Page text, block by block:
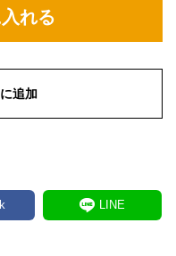
れる
追加
LINE